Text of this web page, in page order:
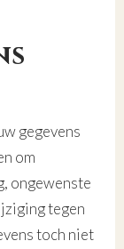
gegevens
om
ongewenste
tegen
toch niet